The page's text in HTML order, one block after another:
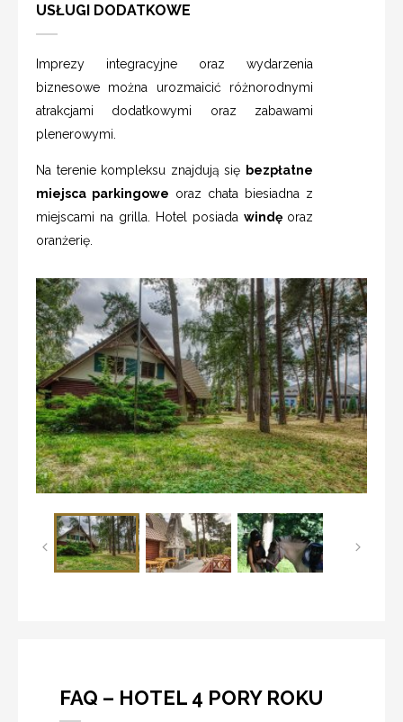
USŁUGI DODATKOWE
Imprezy integracyjne oraz wydarzenia
biznesowe można urozmaicić różnorodnymi
atrakcjami dodatkowymi oraz zabawami
plenerowymi.
Na terenie kompleksu znajdują się bezpłatne
miejsca parkingowe oraz chata biesiadna z
miejscami na grilla. Hotel posiada windę oraz
oranżerię.
FAQ – HOTEL 4 PORY ROKU